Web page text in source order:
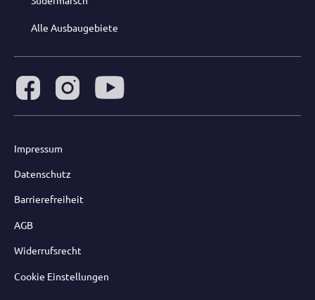
Alle Ausbaugebiete
Impressum
Datenschutz
Barrierefreiheit
AGB
Widerrufsrecht
Cookie Einstellungen